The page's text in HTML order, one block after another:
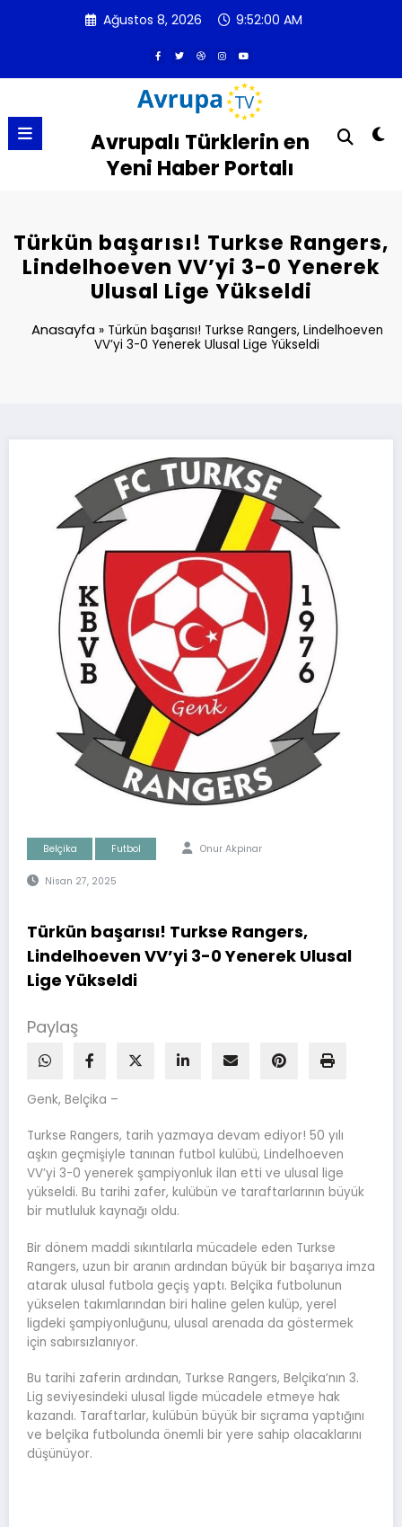
Ağustos 8, 2026 9:52:00 AM
Avrupalı Türklerin en
Yeni Haber Portalı
Türkün başarısı! Turkse Rangers,
Lindelhoeven VV’yi 3-0 Yenerek
Ulusal Lige Yükseldi
Anasayfa» Türkün başarısı! Turkse Rangers, Lindelhoeven
VV’yi 3-0 Yenerek Ulusal Lige Yükseldi
Belçika Futbol Onur Akpinar
Nisan 27, 2025
Türkün başarısı! Turkse Rangers,
Lindelhoeven VV’yi 3-0 Yenerek Ulusal
Lige Yükseldi
Paylaş
Genk, Belçika –
Turkse Rangers, tarih yazmaya devam ediyor! 50 yılı
aşkın geçmişiyle tanınan futbol kulübü, Lindelhoeven
VV’yi 3-0 yenerek şampiyonluk ilan etti ve ulusal lige
yükseldi. Bu tarihi zafer, kulübün ve taraftarlarının büyük
bir mutluluk kaynağı oldu.
Bir dönem maddi sıkıntılarla mücadele eden Turkse
Rangers, uzun bir aranın ardından büyük bir başarıya imza
atarak ulusal futbola geçiş yaptı. Belçika futbolunun
yükselen takımlarından biri haline gelen kulüp, yerel
ligdeki şampiyonluğunu, ulusal arenada da göstermek
için sabırsızlanıyor.
Bu tarihi zaferin ardından, Turkse Rangers, Belçika’nın 3.
Lig seviyesindeki ulusal ligde mücadele etmeye hak
kazandı. Taraftarlar, kulübün büyük bir sıçrama yaptığını
ve belçika futbolunda önemli bir yere sahip olacaklarını
düşünüyor.